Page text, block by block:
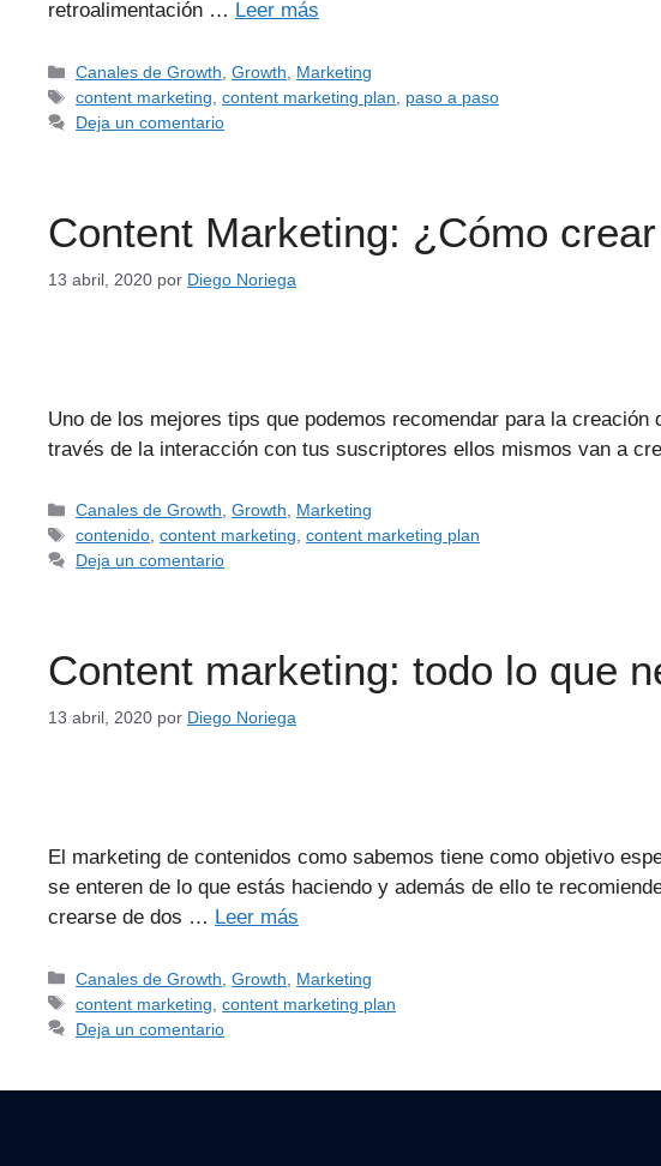
retroalimentación … Leer más
Canales de Growth,Growth, Marketing
content marketing,content marketing plan, paso a paso
Deja un comentario
Content Marketing: ¿Cómo
13 abril, 2020 por Diego Noriega
Uno de los mejores tips que podemos recomendar para la
través de la interacción con tus suscriptores ellos mismos van a
Canales de Growth,Growth, Marketing
contenido,content marketing,content marketing plan
Deja un comentario
Content marketing: todo lo que
13 abril, 2020 por Diego Noriega
El marketing de contenidos como sabemos tiene como objetivo
se enteren de lo que estás haciendo y además de ello te
crearse de dos … Leer más
Canales de Growth ,Growth
Marketing
content marketing ,content marketing plan
Deja un comentario